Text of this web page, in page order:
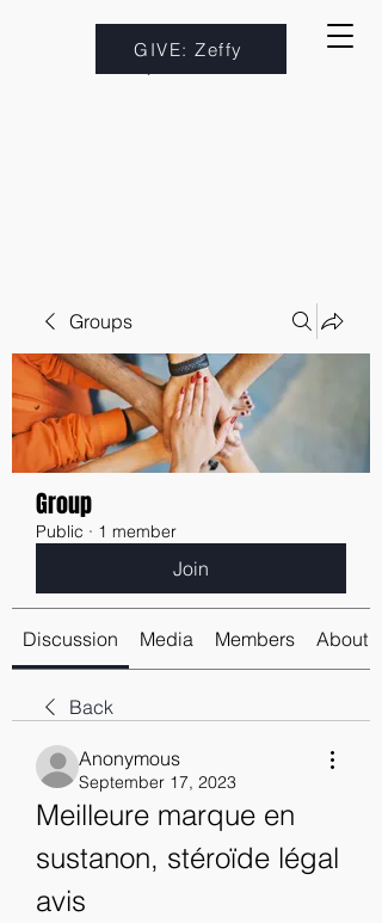
GIVE: Zeffy
Groups
Group
Public · 1 member
Join
Discussion Media Members About
Back
Anonymous
September 17, 2023
Meilleure marque en
sustanon, stéroïde légal
avis